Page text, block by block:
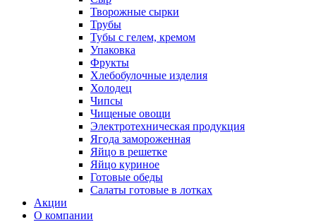
Творожные сырки
Трубы
Тубы с гелем, кремом
Упаковка
Фрукты
Хлебобулочные изделия
Холодец
Чипсы
Чищеные овощи
Электротехническая продукция
Ягода замороженная
Яйцо в решетке
Яйцо куриное
Готовые обеды
Салаты готовые в лотках
Акции
О компании